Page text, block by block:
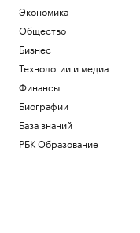
Экономика
Общество
Бизнес
Технологии и медиа
Финансы
Биографии
База знаний
РБК Образование